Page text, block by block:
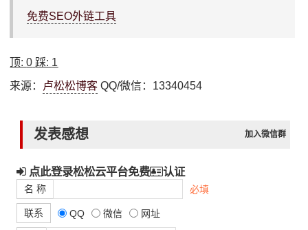
免费SEO外链工具
顶:0 踩: 1
来源： 卢松松博客 QQ/微信：13340454
发表感想 加入微信群
点此登录松松云平台免费 认证
名 称 必填
联系 QQ 微信 网址